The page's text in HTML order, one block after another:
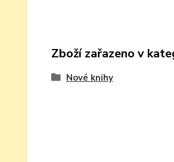
Zboží zařazeno v
Nové knihy